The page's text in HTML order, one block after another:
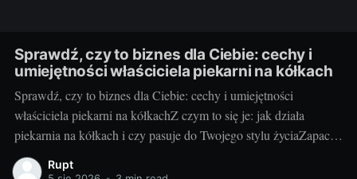
Sprawdź, czy to biznes dla Ciebie: cechy i
umiejętności właściciela piekarni na kółkach
Sprawdź, czy to biznes dla Ciebie: cechy i umiejętności
właściciela piekarni na kółkachZ czym to się je: jak działa
piekarnia na kółkach i czy pasuje do Twojego stylu życiaZapach
świeżych bułek o świcie i uśmiechy klientów, gdy otwierasz
klapę auta – za to kocha się piekarnię na kółkach. To mobilny
Rupt